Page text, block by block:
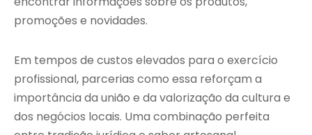
promoções e novidades.
Em tempos de custos elevados para o exercício
profissional, parcerias como essa reforçam a
importância da união e da valorização da cultura e
dos negócios locais. Uma combinação perfeita